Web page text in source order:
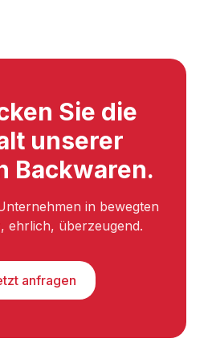
Sie die
unserer
Backwaren.
in bewegten
ehrlich, überzeugend.
anfragen